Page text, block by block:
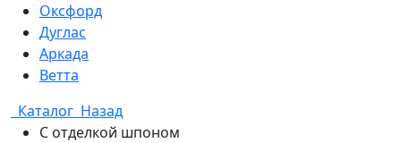
Оксфорд
Дуглас
Аркада
Ветта
Каталог Назад
С отделкой шпоном